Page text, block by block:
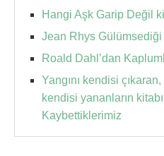
Hangi Aşk Garip Değil
Jean Rhys
Roald Dahl’dan
Yangını kendisi
kendisi yananların
Kaybettiklerimiz